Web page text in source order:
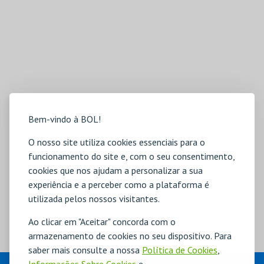
Bem-vindo à BOL!
O nosso site utiliza cookies essenciais para o
funcionamento do site e, com o seu consentimento,
cookies que nos ajudam a personalizar a sua
experiência e a perceber como a plataforma é
utilizada pelos nossos visitantes.
Ao clicar em "Aceitar" concorda com o
armazenamento de cookies no seu dispositivo. Para
saber mais consulte a nossa Política de Cookies,